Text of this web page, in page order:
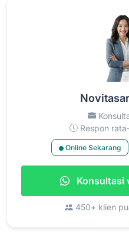
Respon
Online Sekarang
Konsultasi
450+ klien